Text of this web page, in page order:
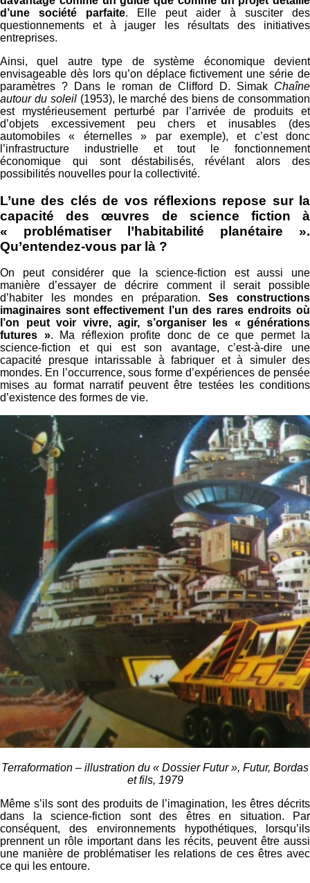
d’une société parfaite. Elle peut aider à susciter des
questionnements et à jauger les résultats des initiatives
entreprises.
Ainsi, quel autre type de système économique devient
envisageable dès lors qu’on déplace fictivement une série de
paramètres ? Dans le roman de Clifford D. Simak Chaîne
autour du soleil(1953), le marché des biens de consommation
est mystérieusement perturbé par l’arrivée de produits et
d’objets excessivement peu chers et inusables (des
automobiles « éternelles » par exemple), et c’est donc
l’infrastructure industrielle et tout le fonctionnement
économique qui sont déstabilisés, révélant alors des
possibilités nouvelles pour la collectivité.
L’une des clés de vos réflexions repose sur la
capacité des œuvres de science fiction à
« problématiser l’habitabilité planétaire ».
Qu’entendez-vous par là ?
On peut considérer que la science-fiction est aussi une
manière d’essayer de décrire comment il serait possible
d’habiter les mondes en préparation. Ses constructions
imaginaires sont effectivement l’un des rares endroits où
l’on peut voir vivre, agir, s’organiser les « générations
futures ». Ma réflexion profite donc de ce que permet la
science-fiction et qui est son avantage, c’est-à-dire une
capacité presque intarissable à fabriquer et à simuler des
mondes. En l’occurrence, sous forme d’expériences de pensée
mises au format narratif peuvent être testées les conditions
d’existence des formes de vie.
Terraformation – illustration du « Dossier Futur », Futur, Bordas
et fils, 1979
Même s’ils sont des produits de l’imagination, les êtres décrits
dans la science-fiction sont des êtres en situation. Par
conséquent, des environnements hypothétiques, lorsqu’ils
prennent un rôle important dans les récits, peuvent être aussi
une manière de problématiser les relations de ces êtres avec
ce qui les entoure.